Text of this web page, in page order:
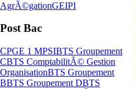
AgrÃ©gationGEIPI
Post Bac
CPGE 1 MPSIBTS Groupement
CBTS ComptabilitÃ© Gestion
OrganisationBTS Groupement
BBTS Groupement DBTS